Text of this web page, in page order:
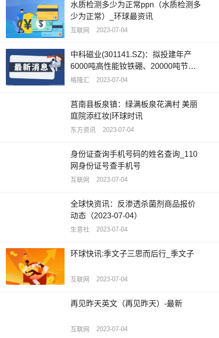
水质检测多少为正常ppn（水质检测多
少为正常）_环球最资讯
互联网 2023-07-04
中科磁业(301141.SZ)：拟投建年产
6000吨高性能钕铁硼、20000吨节能
电机磁瓦及1500吨粘结磁项目_全球
格隆汇 2023-07-04
莒南县板泉镇：绿满板泉花满村 美丽
庭院添红妆|环球时讯
东方资讯 2023-07-04
身份证查询手机号码的姓名查询_110
网身份证号查手机号
互联网 2023-07-04
全球快资讯：反渗透杀菌剂商品报价
动态（2023-07-04）
生意社 2023-07-04
环球快讯:季文子三思而后行_季文子
互联网 2023-07-04
再见昨天英文（再见昨天）-最新
互联网 2023-07-04